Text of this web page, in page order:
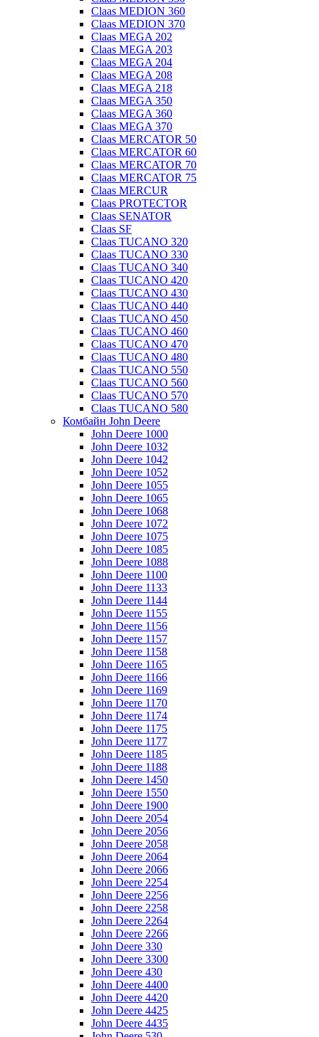
Claas MEDION 360
Claas MEDION 370
Claas MEGA 202
Claas MEGA 203
Claas MEGA 204
Claas MEGA 208
Claas MEGA 218
Claas MEGA 350
Claas MEGA 360
Claas MEGA 370
Claas MERCATOR 50
Claas MERCATOR 60
Claas MERCATOR 70
Claas MERCATOR 75
Claas MERCUR
Claas PROTECTOR
Claas SENATOR
Claas SF
Claas TUCANO 320
Claas TUCANO 330
Claas TUCANO 340
Claas TUCANO 420
Claas TUCANO 430
Claas TUCANO 440
Claas TUCANO 450
Claas TUCANO 460
Claas TUCANO 470
Claas TUCANO 480
Claas TUCANO 550
Claas TUCANO 560
Claas TUCANO 570
Claas TUCANO 580
Комбайн John Deere
John Deere 1000
John Deere 1032
John Deere 1042
John Deere 1052
John Deere 1055
John Deere 1065
John Deere 1068
John Deere 1072
John Deere 1075
John Deere 1085
John Deere 1088
John Deere 1100
John Deere 1133
John Deere 1144
John Deere 1155
John Deere 1156
John Deere 1157
John Deere 1158
John Deere 1165
John Deere 1166
John Deere 1169
John Deere 1170
John Deere 1174
John Deere 1175
John Deere 1177
John Deere 1185
John Deere 1188
John Deere 1450
John Deere 1550
John Deere 1900
John Deere 2054
John Deere 2056
John Deere 2058
John Deere 2064
John Deere 2066
John Deere 2254
John Deere 2256
John Deere 2258
John Deere 2264
John Deere 2266
John Deere 330
John Deere 3300
John Deere 430
John Deere 4400
John Deere 4420
John Deere 4425
John Deere 4435